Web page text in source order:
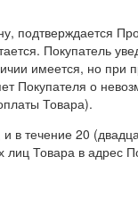
подтверждается
Покупатель
имеется, но при
Покупателя о
Товара).
течение 20
Товара в адрес